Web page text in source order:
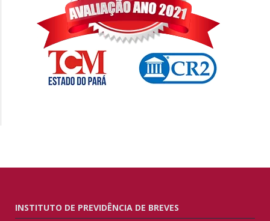
INSTITUTO DE PREVIDÊNCIA DE BREVES